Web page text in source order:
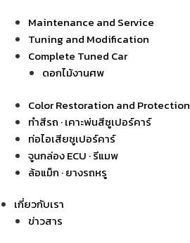
Maintenance and Service
Tuning and Modification
Complete Tuned Car
ดอกไม้งานศพ
Color Restoration and Protection
ทำสีรถ · เคาะพ่นสีซูเปอร์คาร์
ท่อไอเสียซูเปอร์คาร์
จูนกล่อง ECU · รีแมพ
ล้อแม็ก · ยางรถหรู
เกี่ยวกับเรา
ข่าวสาร